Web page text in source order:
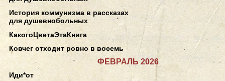
История коммунизма в рассказах
для душевнобольных
КакогоЦветаЭтаКнига
Ковчег отходит ровно в восемь
ФЕВРАЛЬ 2026
Иди*от